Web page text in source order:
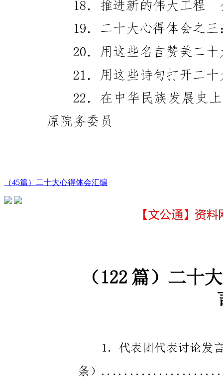
（45篇）二十大心得体会汇编